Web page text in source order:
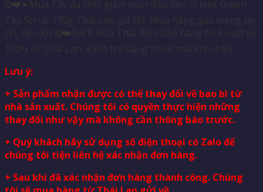
Lưu ý:
+ Sản phẩm nhận được có thể thay đổi về bao bì từ
nhà sản xuất. Chúng tôi có quyền thực hiện những
thay đổi như vậy mà không cần thông báo trước.
+ Quý khách hãy sử dụng số điện thoại có Zalo để
chúng tôi tiện liên hệ xác nhận đơn hàng.
+ Sau khi đã xác nhận đơn hàng thành công. Chúng